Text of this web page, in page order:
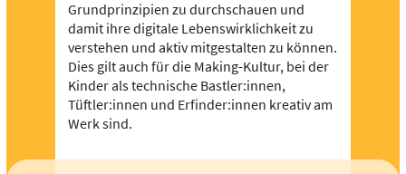
Grundprinzipien zu durchschauen und
damit ihre digitale Lebenswirklichkeit zu
verstehen und aktiv mitgestalten zu können.
Dies gilt auch für die Making-Kultur, bei der
Kinder als technische Bastler:innen,
Tüftler:innen und Erfinder:innen kreativ am
Werk sind.